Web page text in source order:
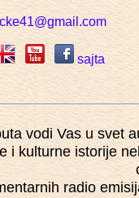
sajta
vodi Vas u svet
i kulturne istorije
radio